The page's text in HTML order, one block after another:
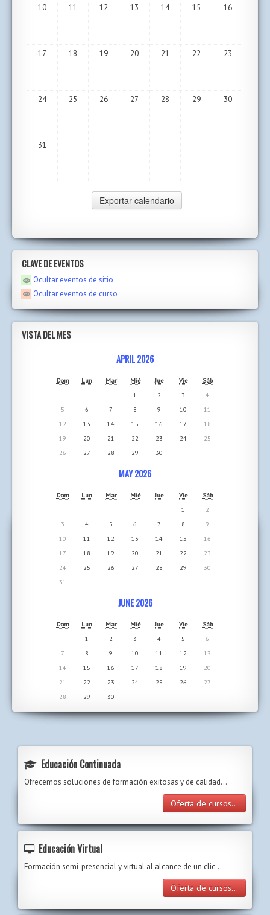
10 11 12 13 14 15 16
17 18 19 20 21 22 23
24 25 26 27 28 29 30
31
CLAVE DE EVENTOS
Ocultar eventos de sitio
Ocultar eventos de curso
VISTA DEL MES
APRIL 2026
Dom Lun Mar Mié Jue Vie
Sáb
1
2 3
4
5
6 7 8 9 10
11
12
13 14 15 16 17
18
19
20 21 22 23 24
25
26
27 28 29 30
MAY 2026
Dom Lun Mar Mié Jue Vie
Sáb
1
2
3
4 5 6 7 8
9
10
11 12 13 14 15
16
17
18 19 20 21 22
23
24
25 26 27 28 29
30
31
JUNE 2026
Dom Lun Mar Mié Jue Vie
Sáb
1
2 3 4 5
6
7
8 9 10 11 12
13
14
15 16 17 18 19
20
21
22 23 24 25 26
27
28
29 30
Educación Continuada
Ofrecemos soluciones de formación exitosas y de calidad...
Oferta de cursos...
Educación Virtual
Formación semi-presencial y virtual al alcance de un clic…
Oferta de cursos...